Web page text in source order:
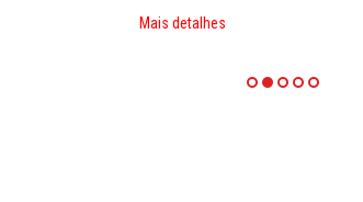
Mais detalhes